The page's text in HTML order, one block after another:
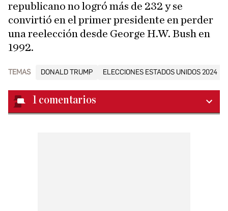
republicano no logró más de 232 y se
convirtió en el primer presidente en perder
una reelección desde George H.W. Bush en
1992.
TEMAS DONALD TRUMP ELECCIONES ESTADOS UNIDOS 2024
1 comentarios